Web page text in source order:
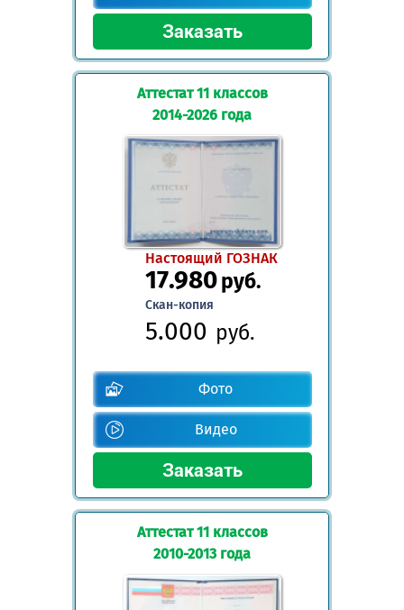
Аттестат 11 классов
2014-2026 года
Настоящий ГОЗНАК
17.980руб.
Скан-копия
5.000 руб.
Фото
Видео
Аттестат 11 классов
2010-2013 года